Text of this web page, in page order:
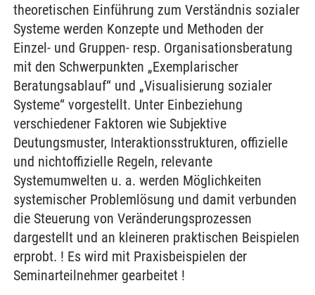
theoretischen Einführung zum Verständnis sozialer
Systeme werden Konzepte und Methoden der
Einzel- und Gruppen- resp. Organisationsberatung
mit den Schwerpunkten „Exemplarischer
Beratungsablauf“ und „Visualisierung sozialer
Systeme“ vorgestellt. Unter Einbeziehung
verschiedener Faktoren wie Subjektive
Deutungsmuster, Interaktionsstrukturen, offizielle
und nichtoffizielle Regeln, relevante
Systemumwelten u. a. werden Möglichkeiten
systemischer Problemlösung und damit verbunden
die Steuerung von Veränderungsprozessen
dargestellt und an kleineren praktischen Beispielen
erprobt. ! Es wird mit Praxisbeispielen der
Seminarteilnehmer gearbeitet !